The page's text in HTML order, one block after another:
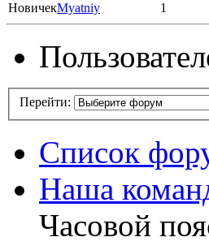
НовичекMyatniy 1
Перейти:
Список
Наша
Часовой